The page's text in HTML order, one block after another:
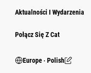
Aktualności I Wydarzenia
Połącz Się Z Cat
Europe ‧ Polish